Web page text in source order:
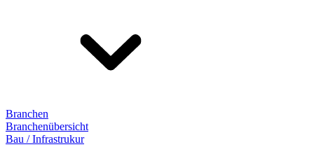
Branchen
Branchenübersicht
Bau / Infrastrukur